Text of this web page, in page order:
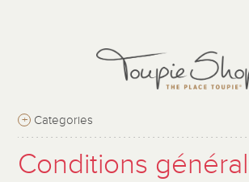
+ Categories
Conditions